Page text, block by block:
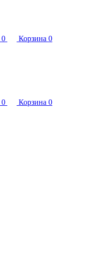
0 Корзина 0
0 Корзина 0